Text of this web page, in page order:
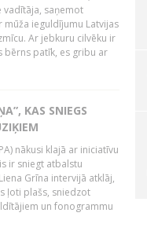
vadītāja, saņemot
ieguldījumu Latvijas
Ar jebkuru cilvēku ir
bērns patīk, es gribu ar
KAS SNIEGS
nākusi klajā ar iniciatīvu
ir sniegt atbalstu
Grīna intervijā atklāj,
ļoti plašs, sniedzot
un fonogrammu